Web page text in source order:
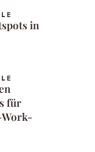
in
für